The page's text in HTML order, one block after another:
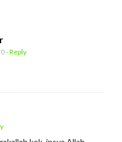
- Reply